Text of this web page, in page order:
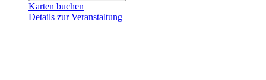
Karten buchen
Details zur Veranstaltung